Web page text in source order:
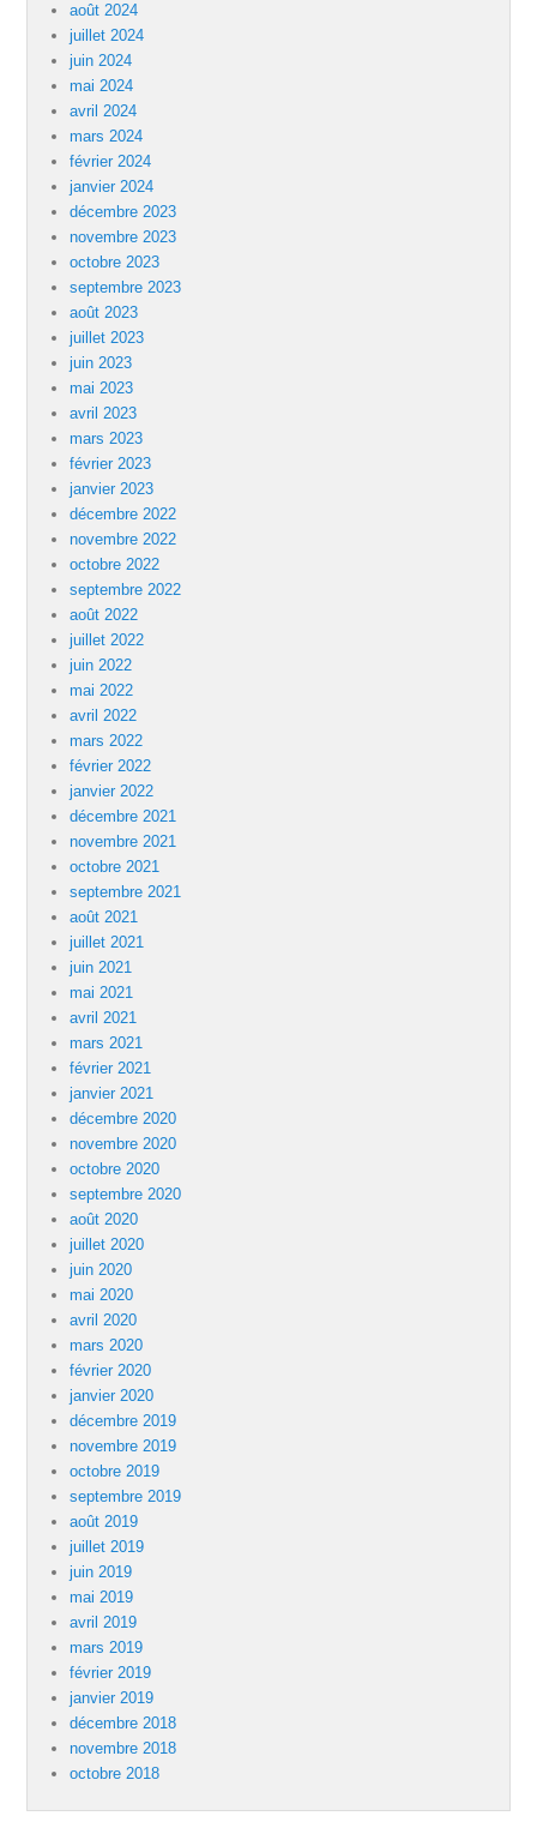
août 2024
juillet 2024
juin 2024
mai 2024
avril 2024
mars 2024
février 2024
janvier 2024
décembre 2023
novembre 2023
octobre 2023
septembre 2023
août 2023
juillet 2023
juin 2023
mai 2023
avril 2023
mars 2023
février 2023
janvier 2023
décembre 2022
novembre 2022
octobre 2022
septembre 2022
août 2022
juillet 2022
juin 2022
mai 2022
avril 2022
mars 2022
février 2022
janvier 2022
décembre 2021
novembre 2021
octobre 2021
septembre 2021
août 2021
juillet 2021
juin 2021
mai 2021
avril 2021
mars 2021
février 2021
janvier 2021
décembre 2020
novembre 2020
octobre 2020
septembre 2020
août 2020
juillet 2020
juin 2020
mai 2020
avril 2020
mars 2020
février 2020
janvier 2020
décembre 2019
novembre 2019
octobre 2019
septembre 2019
août 2019
juillet 2019
juin 2019
mai 2019
avril 2019
mars 2019
février 2019
janvier 2019
décembre 2018
novembre 2018
octobre 2018